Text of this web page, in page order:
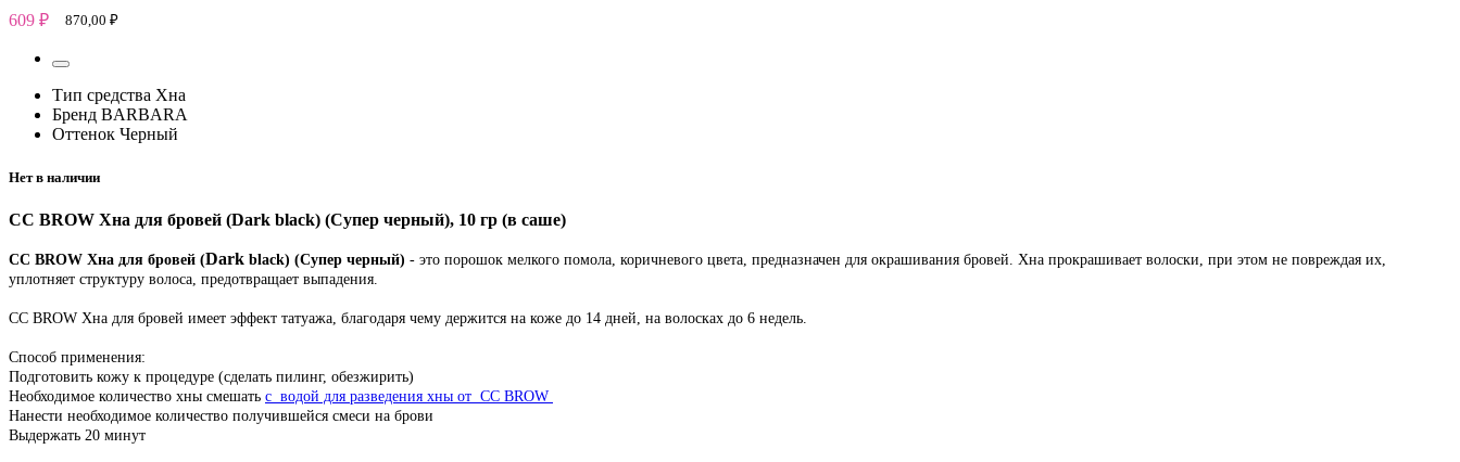
609 ₽ 870,00 ₽
Тип средства Хна
Бренд BARBARA
Оттенок Черный
Нет в наличии
CC BROW Хна для бровей (Dark black) (Супер черный), 10 гр (в саше)
CC BROW Хна для бровей (Dark black) (Супер черный) - это порошок мелкого помола, коричневого цвета, предназначен для окрашивания бровей. Хна прокрашивает волоски, при этом не повреждая их,
уплотняет структуру волоса, предотвращает выпадения.
CC BROW Хна для бровей имеет эффект татуажа, благодаря чему держится на коже до 14 дней, на волосках до 6 недель.
Способ применения:
Подготовить кожу к процедуре (сделать пилинг, обезжирить)
Необходимое количество хны смешать с водой для разведения хны от CC BROW
Нанести необходимое количество получившейся смеси на брови
Выдержать 20 минут